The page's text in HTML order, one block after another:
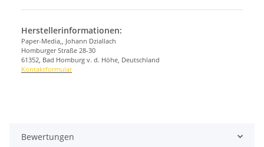
Herstellerinformationen:
Paper-Media,, Johann Dziallach
Homburger Straße 28-30
61352, Bad Homburg v. d. Höhe, Deutschland
Kontaktformular
Bewertungen